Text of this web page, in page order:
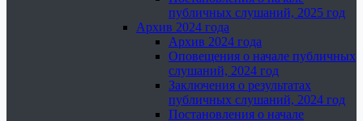
публичных слушаний, 2025 год
Архив 2024 года
Архив 2024 года
Оповещения о начале публичных
слушаний, 2024 год
Заключения о результатах
публичных слушаний, 2024 год
Постановления о начале